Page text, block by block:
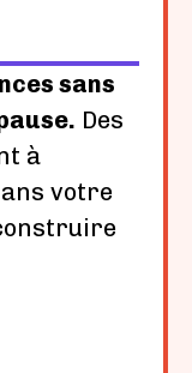
sans
Des
à
votre